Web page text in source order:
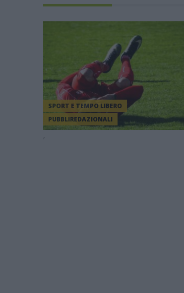
PUBBLIREDAZIONALI
,
SPORT E TEMPO LIBERO